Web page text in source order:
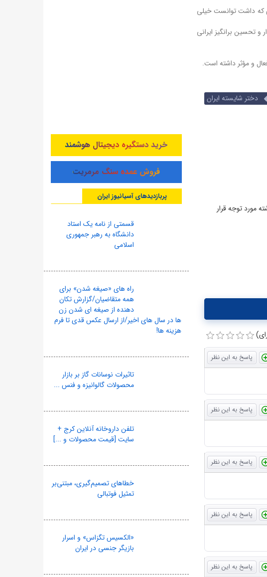
که داشت توانست خیلی
و تحسین برانگیز ایرانی
و مؤثر داشته است.
دختر شایسته ایران
مورد توجه قرار
خرید دستگیره دیجیتال هوشمند
فروش عمده سنگ مرمریت
پربازدیدهای آسیانیوز ایران
قسمتی از نامه یک استاد
دانشگاه به رهبر جمهوری
اسلامی
راه های «صیغه شدن» برای
همه متقاضیان/گزارش تکان
دهنده از صیغه ای شدن زن
ها در سال های اخیر/از ارسال عکس قدی تا فرم
هزینه ها!
تاثیرات نوسانات گاز بر بازار
محصولات گالوانیزه و فنس ...
تلفن داروخانه آنلاین کرج +
سایت [قیمت محصولات و ...]
خطاهای تصمیم‌گیری، مبتنی‌بر
تمثیل فوتبالی
«الکسیس تگزاس» و اسرار
بازیگر جنسی در ایران